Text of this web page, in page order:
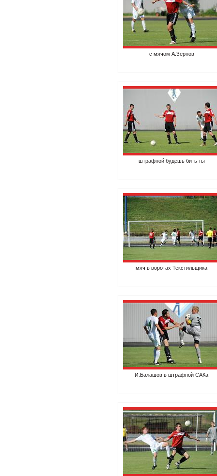
с мячом А.Зернов
штрафной будешь бить ты
мяч в воротах Текстильщика
И.Балашов в штрафной САКа